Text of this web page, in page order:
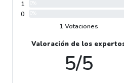
1
0
1 Votaciones
Valoración de los
5/5